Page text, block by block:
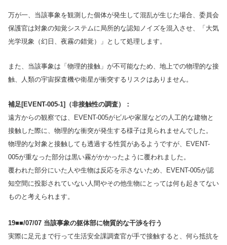
万が一、当該事象を観測した個体が発生して混乱が生じた場合、委員会
保護官は対象の知覚システムに局所的な認知ノイズを混入させ、「大気
光学現象（幻日、夜霧の錯覚）」として処理します。
また、当該事象は「物理的接触」が不可能なため、地上での物理的な接
触、人類の宇宙探査機や衛星が衝突するリスクはありません。
補足[EVENT-005-1]（非接触性の調査）：
遠方からの観察では、EVENT-005がビルや家屋などの人工的な建物と
接触した際に、物理的な衝突が発生する様子は見られませんでした。
物理的な対象と接触しても透過する性質があるようですが、EVENT-
005が重なった部分は黒い霧がかかったように覆われました。
覆われた部分にいた人や生物は反応を示さないため、EVENT-005が認
知空間に投影されていない人間やその他生物にとっては何も起きてない
ものと考えられます。
19■■/07/07 当該事象の躯体部に物質的な干渉を行う
実際に足元まで行って生活安全課調査官が手で接触すると、何ら抵抗を